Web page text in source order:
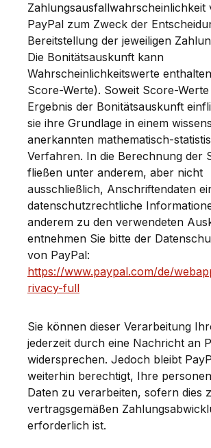
Zahlungsausfallwahrscheinlichkeit
PayPal zum Zweck der
Bereitstellung der jeweiligen
Die Bonitätsauskunft kann
Wahrscheinlichkeitswerte
Score-Werte). Soweit Score-Werte
Ergebnis der Bonitätsauskunft
sie ihre Grundlage in einem
anerkannten mathematisch-
Verfahren. In die Berechnung der
fließen unter anderem, aber nicht
ausschließlich, Anschriftendaten
datenschutzrechtliche
anderem zu den verwendeten
entnehmen Sie bitte der
von PayPal:
https://www.paypal.com/de/
rivacy-full
Sie können dieser Verarbeitung
jederzeit durch eine Nachricht an
widersprechen. Jedoch bleibt
weiterhin berechtigt, Ihre
Daten zu verarbeiten, sofern dies
vertragsgemäßen
erforderlich ist.